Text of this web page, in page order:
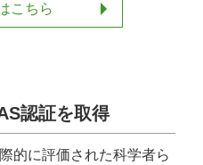
こちら
認証を取得
的に評価された科学者ら